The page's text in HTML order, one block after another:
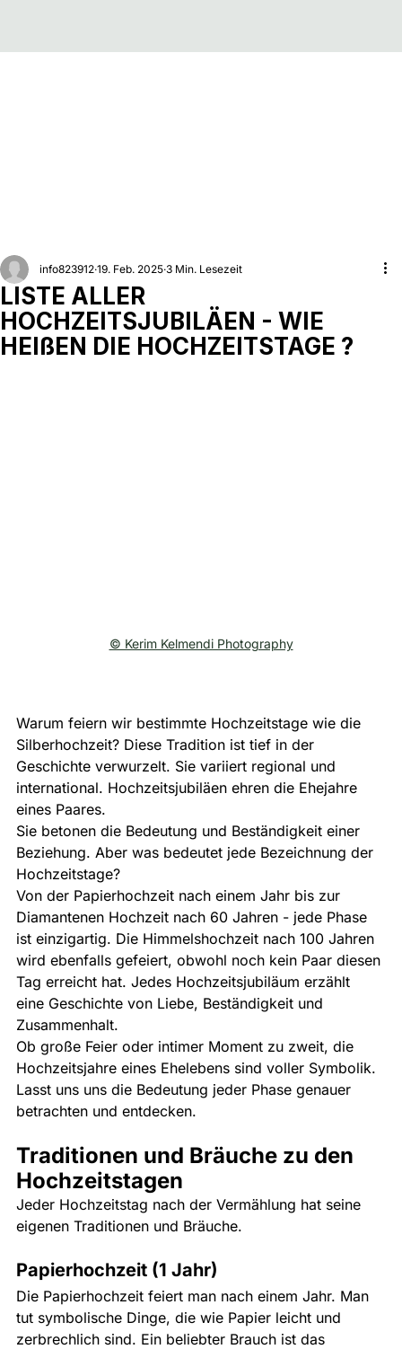
LISTE ALLER
HOCHZEITSJUBILÄEN - WIE
HEIßEN DIE HOCHZEITSTAGE ?
info823912 19. Feb. 2025 3 Min. Lesezeit
© Kerim Kelmendi Photography
Warum feiern wir bestimmte Hochzeitstage wie die
Silberhochzeit? Diese Tradition ist tief in der
Geschichte verwurzelt. Sie variiert regional und
international. Hochzeitsjubiläen ehren die Ehejahre
eines Paares.
Sie betonen die Bedeutung und Beständigkeit einer
Beziehung. Aber was bedeutet jede Bezeichnung der
Hochzeitstage?
Von der Papierhochzeit nach einem Jahr bis zur
Diamantenen Hochzeit nach 60 Jahren - jede Phase
ist einzigartig. Die Himmelshochzeit nach 100 Jahren
wird ebenfalls gefeiert, obwohl noch kein Paar diesen
Tag erreicht hat. Jedes Hochzeitsjubiläum erzählt
eine Geschichte von Liebe, Beständigkeit und
Zusammenhalt.
Ob große Feier oder intimer Moment zu zweit, die
Hochzeitsjahre eines Ehelebens sind voller Symbolik.
Lasst uns uns die Bedeutung jeder Phase genauer
betrachten und entdecken.
Traditionen und Bräuche zu den
Hochzeitstagen
Jeder Hochzeitstag nach der Vermählung hat seine
eigenen Traditionen und Bräuche.
Papierhochzeit (1 Jahr)
Die Papierhochzeit feiert man nach einem Jahr. Man
tut symbolische Dinge, die wie Papier leicht und
zerbrechlich sind. Ein beliebter Brauch ist das